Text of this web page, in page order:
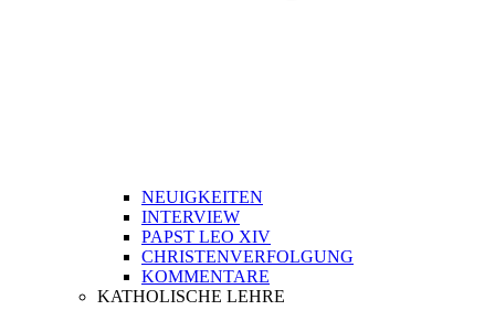
NEUIGKEITEN
INTERVIEW
PAPST LEO XIV
CHRISTENVERFOLGUNG
KOMMENTARE
KATHOLISCHE LEHRE